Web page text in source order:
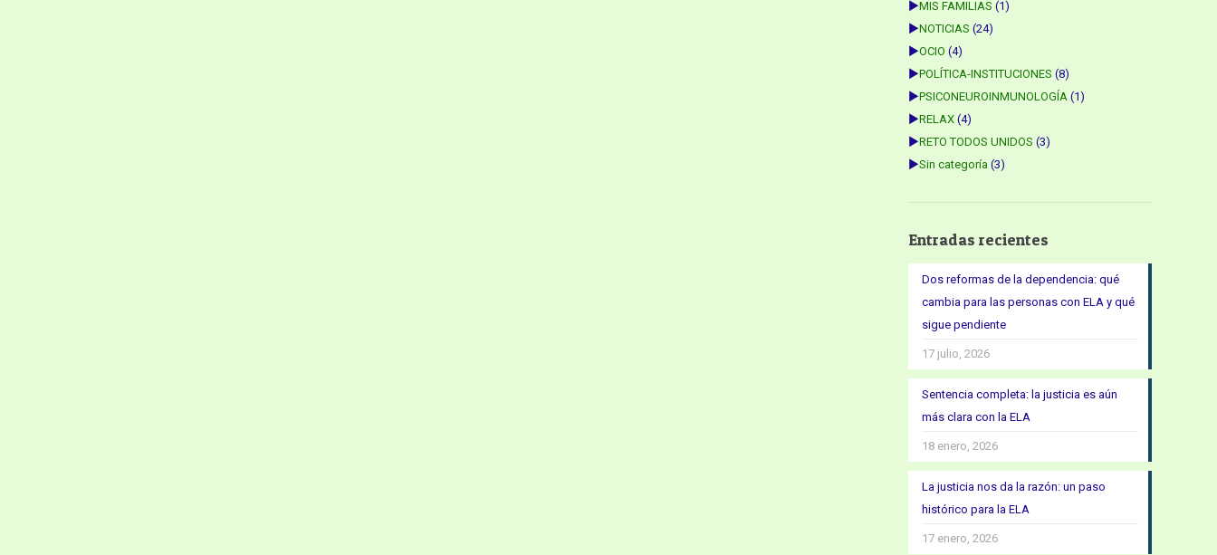
►MIS FAMILIAS (1)
►NOTICIAS (24)
►OCIO (4)
►POLÍTICA-INSTITUCIONES (8)
►PSICONEUROINMUNOLOGÍA (1)
►RELAX (4)
►RETO TODOS UNIDOS (3)
►Sin categoría (3)
Entradas recientes
Dos reformas de la dependencia: qué
cambia para las personas con ELA y qué
sigue pendiente
17 julio, 2026
Sentencia completa: la justicia es aún
más clara con la ELA
18 enero, 2026
La justicia nos da la razón: un paso
histórico para la ELA
17 enero, 2026